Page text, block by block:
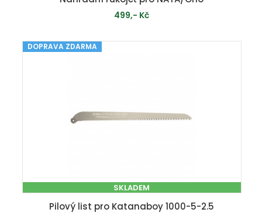
499,- Kč
MOMENTÁLNĚ VYPRODÁNO
DOPRAVA ZDARMA
SKLADEM
Pilový list pro Katanaboy 1000-5-2.5